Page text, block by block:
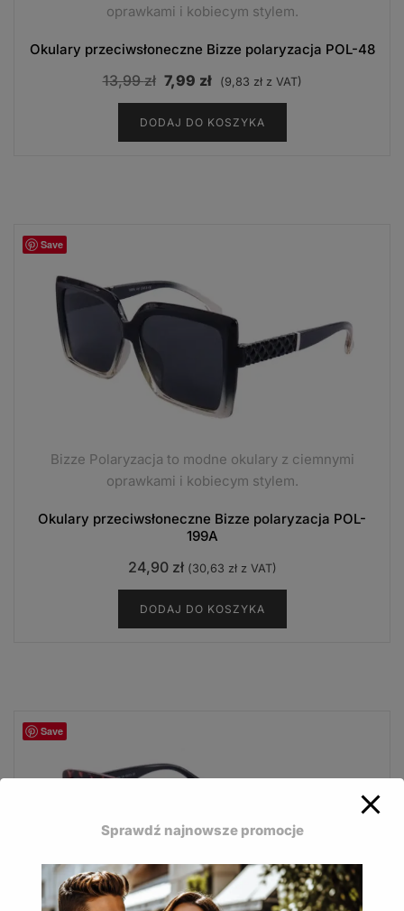
oprawkami i kobiecym stylem.
Okulary przeciwsłoneczne Bizze polaryzacja POL-48
13,99zł Pierwotna
cena
wynosiła:
13,99 zł.
7,99 zł Aktualna
cena
wynosi:
7,99 zł.
(9,83 złz VAT)
DODAJ DO KOSZYKA
Save
Bizze Polaryzacja to modne okulary z ciemnymi
oprawkami i kobiecym stylem.
Okulary przeciwsłoneczne Bizze polaryzacja POL-
199A
24,90 zł (30,63 złz VAT)
DODAJ DO KOSZYKA
Save
Sprawdź najnowsze promocje